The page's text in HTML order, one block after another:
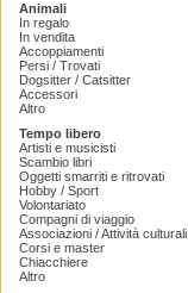
Animali
In regalo
In vendita
Accoppiamenti
Persi / Trovati
Dogsitter / Catsitter
Accessori
Altro
Tempo libero
Artisti e musicisti
Scambio libri
Oggetti smarriti e ritrovati
Hobby / Sport
Volontariato
Compagni di viaggio
Associazioni / Attività culturali
Corsi e master
Chiacchiere
Altro